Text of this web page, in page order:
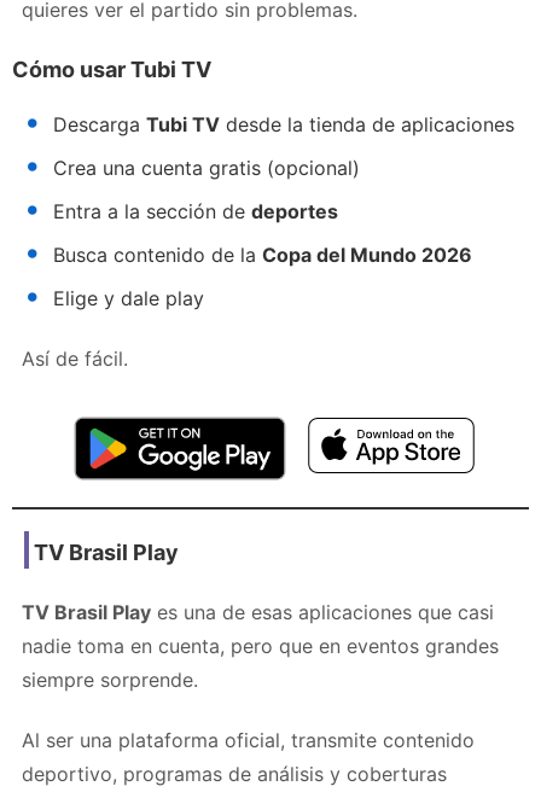
quieres ver el partido sin problemas.
Cómo usar Tubi TV
Descarga Tubi TV desde la tienda de aplicaciones
Crea una cuenta gratis (opcional)
Entra a la sección de deportes
Busca contenido de la Copa del Mundo 2026
Elige y dale play
Así de fácil.
TV Brasil Play
TV Brasil Play es una de esas aplicaciones que casi
nadie toma en cuenta, pero que en eventos grandes
siempre sorprende.
Al ser una plataforma oficial, transmite contenido
deportivo, programas de análisis y coberturas